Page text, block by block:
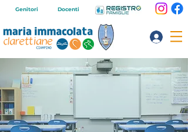
Genitori Docenti